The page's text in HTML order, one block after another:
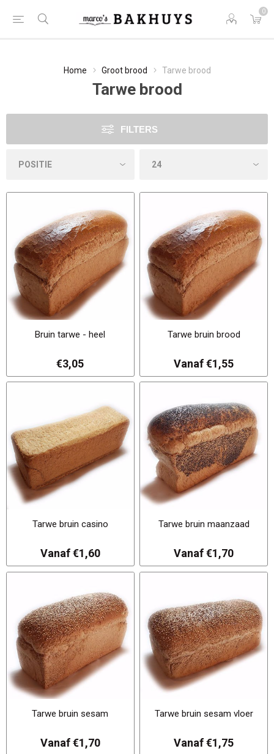
0
Home Groot brood Tarwe brood
Tarwe brood
FILTERS
Bruin tarwe - heel
€3,05
Tarwe bruin brood
Vanaf €1,55
Tarwe bruin casino
Vanaf €1,60
Tarwe bruin maanzaad
Vanaf €1,70
Tarwe bruin sesam
Vanaf €1,70
Tarwe bruin sesam vloer
Vanaf €1,75